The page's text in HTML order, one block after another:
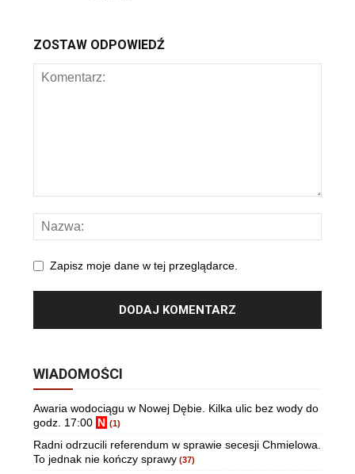
ZOSTAW ODPOWIEDŹ
Zapisz moje dane w tej przeglądarce.
WIADOMOŚCI
Awaria wodociągu w Nowej Dębie. Kilka ulic bez wody do
godz. 17:00 N (1)
Radni odrzucili referendum w sprawie secesji Chmielowa.
To jednak nie kończy sprawy (37)